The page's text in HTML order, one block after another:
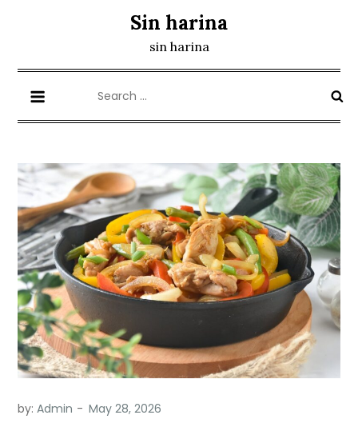
Sin harina
sin harina
for:
by:Admin